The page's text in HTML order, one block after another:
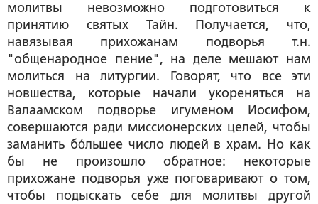
молитвы невозможно подготовиться к
принятию святых Тайн. Получается, что,
навязывая прихожанам подворья т.н.
"общенародное пение", на деле мешают нам
молиться на литургии. Говорят, что все эти
новшества, которые начали укореняться на
Валаамском подворье игуменом Иосифом,
совершаются ради миссионерских целей, чтобы
заманить бóльшее число людей в храм. Но как
бы не произошло обратное: некоторые
прихожане подворья уже поговаривают о том,
чтобы подыскать себе для молитвы другой